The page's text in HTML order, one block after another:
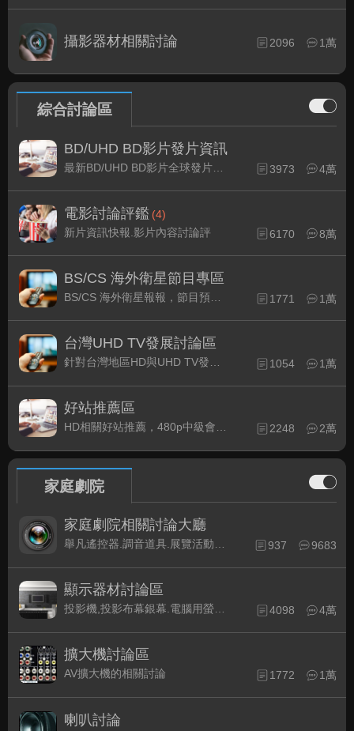
攝影器材相關討論 2096 1萬
綜合討論區
BD/UHD BD影片發片資訊
3973 4萬
電影討論評鑑 (4)
新片資訊快報.影片內容討論評
6170 8萬
BS/CS 海外衛星節目專區
1771 1萬
台灣UHD TV發展討論區
1054 1萬
好站推薦區
HD相關好站推薦，480p中級會員以上限定 2248 2萬
家庭劇院
家庭劇院相關討論大廳
937 9683
顯示器材討論區
4098 4萬
擴大機討論區
AV擴大機的相關討論 1772 1萬
喇叭討論